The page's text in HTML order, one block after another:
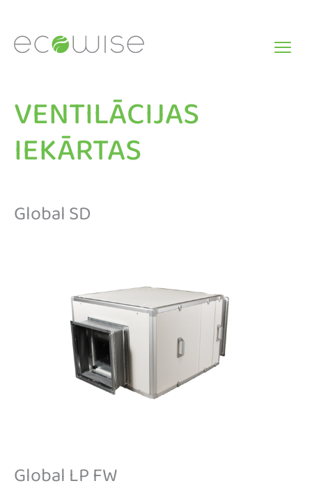
content
VENTILĀCIJAS
IEKĀRTAS
Global SD
Global LP FW